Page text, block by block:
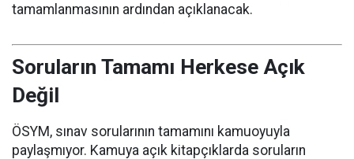
tamamlanmasının ardından açıklanacak.
Soruların Tamamı Herkese Açık
Değil
ÖSYM, sınav sorularının tamamını kamuoyuyla
paylaşmıyor. Kamuya açık kitapçıklarda soruların